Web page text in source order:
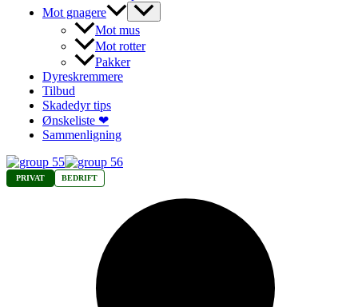
Mot gnagere
Mot mus
Mot rotter
Pakker
Dyreskremmere
Tilbud
Skadedyr tips
Ønskeliste ❤
Sammenligning
PRIVAT BEDRIFT